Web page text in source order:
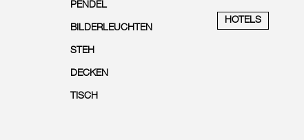
PENDEL
BILDERLEUCHTEN
STEH
DECKEN
TISCH
HOTELS